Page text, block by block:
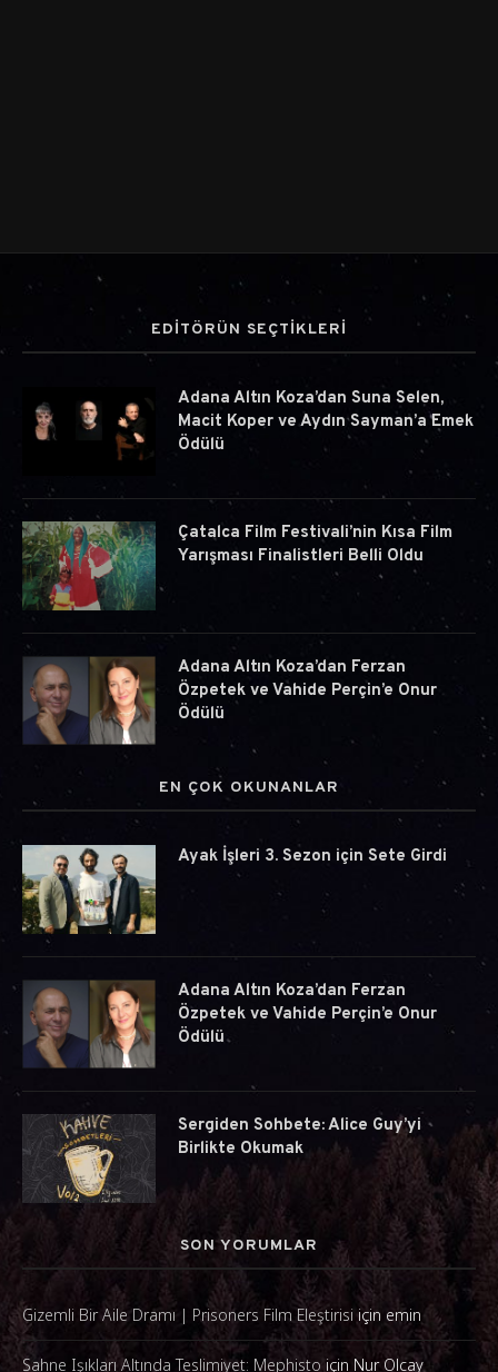
EDİTÖRÜN SEÇTİKLERİ
Adana Altın Koza’dan Suna Selen,
Macit Koper ve Aydın Sayman’a Emek
Ödülü
Çatalca Film Festivali’nin Kısa Film
Yarışması Finalistleri Belli Oldu
Adana Altın Koza’dan Ferzan
Özpetek ve Vahide Perçin’e Onur
Ödülü
EN ÇOK OKUNANLAR
Ayak İşleri 3. Sezon için Sete Girdi
Adana Altın Koza’dan Ferzan
Özpetek ve Vahide Perçin’e Onur
Ödülü
Sergiden Sohbete: Alice Guy’yi
Birlikte Okumak
SON YORUMLAR
Gizemli Bir Aile Dramı | Prisoners Film Eleştirisi için emin
Sahne Işıkları Altında Teslimiyet: Mephisto için Nur Olcay